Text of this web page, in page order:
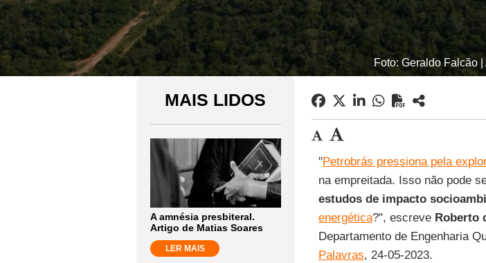
Foto: Geraldo Falcão |
MAIS LIDOS
A amnésia presbiteral.
Artigo de Matias Soares
LER MAIS
"Petrobrás pressiona pela
na empreitada. Isso não pode
estudos de impacto
energética?", escreve Roberto
Departamento de Engenharia
Palavras, 24-05-2023.